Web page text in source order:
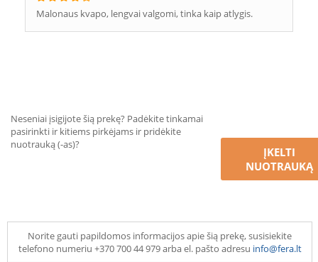
Malonaus kvapo, lengvai valgomi, tinka kaip atlygis.
Neseniai įsigijote šią prekę? Padėkite tinkamai
pasirinkti ir kitiems pirkėjams ir pridėkite
nuotrauką (-as)?
ĮKELTI
NUOTRAUKĄ
Norite gauti papildomos informacijos apie šią prekę, susisiekite
telefono numeriu +370 700 44 979 arba el. pašto adresu info@fera.lt